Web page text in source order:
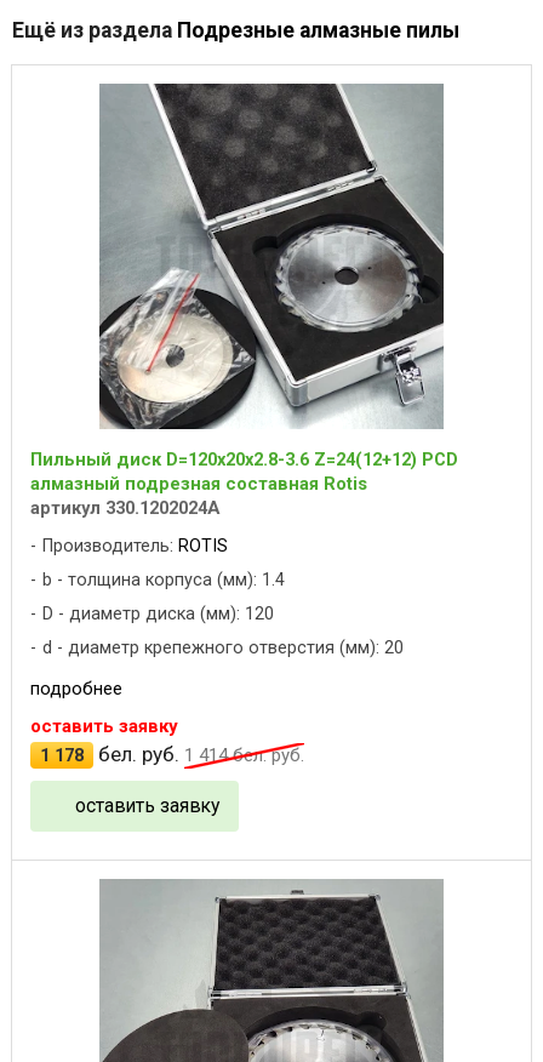
Ещё из раздела Подрезные алмазные пилы
Пильный диск D=120x20x2.8-3.6 Z=24(12+12) PCD
алмазный подрезная составная Rotis
артикул 330.1202024A
Производитель: ROTIS
b - толщина корпуса (мм): 1.4
D - диаметр диска (мм): 120
d - диаметр крепежного отверстия (мм): 20
подробнее
оставить заявку
1 178
бел. руб. 1 414бел. руб.
оставить заявку